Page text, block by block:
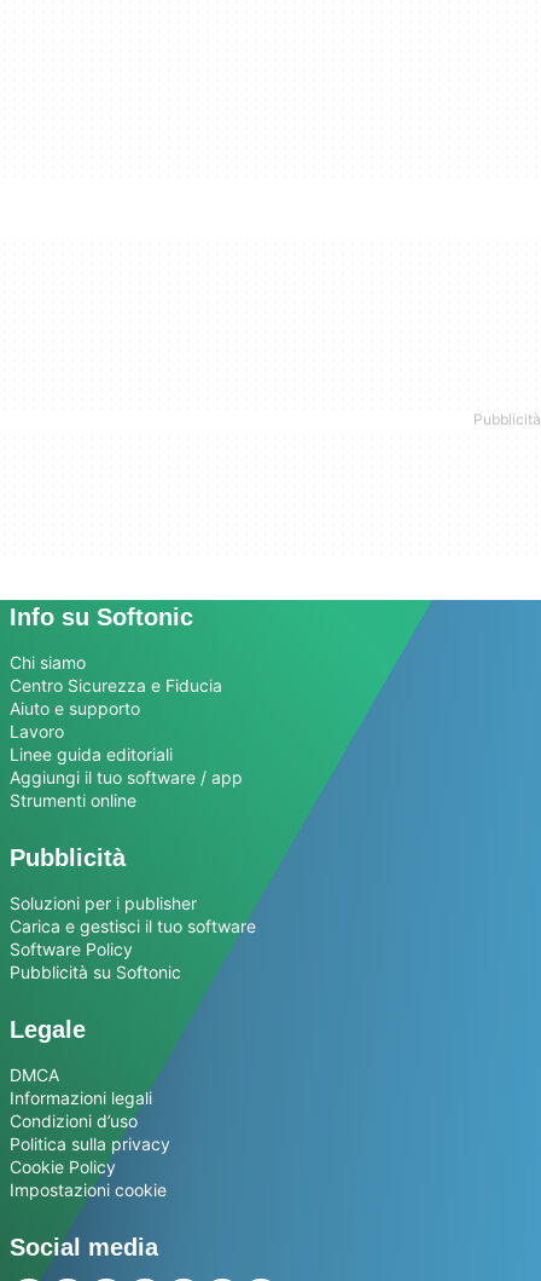
Info su Softonic
Chi siamo
Centro Sicurezza e Fiducia
Aiuto e supporto
Lavoro
Linee guida editoriali
Aggiungi il tuo software / app
Strumenti online
Pubblicità
Soluzioni per i publisher
Carica e gestisci il tuo software
Software Policy
Pubblicità su Softonic
Legale
DMCA
Informazioni legali
Condizioni d’uso
Politica sulla privacy
Cookie Policy
Impostazioni cookie
Social media